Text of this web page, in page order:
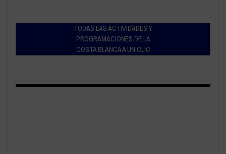
TODAS LAS ACTIVIDADES Y
PROGRAMACIONES DE LA
COSTA BLANCA A UN CLIC